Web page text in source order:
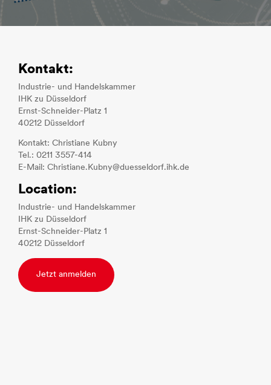
Kontakt:
Industrie- und Handelskammer
IHK zu Düsseldorf
Ernst-Schneider-Platz 1
40212 Düsseldorf
Kontakt: Christiane Kubny
Tel.: 0211 3557-414
E-Mail: Christiane.Kubny@duesseldorf.ihk.de
Location:
Industrie- und Handelskammer
IHK zu Düsseldorf
Ernst-Schneider-Platz 1
40212 Düsseldorf
Jetzt anmelden